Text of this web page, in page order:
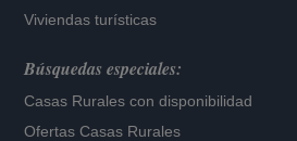
Viviendas turísticas
Búsquedas especiales:
Casas Rurales con disponibilidad
Ofertas Casas Rurales